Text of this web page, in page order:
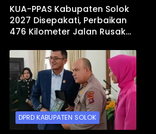
KUA-PPAS Kabupaten Solok
2027 Disepakati, Perbaikan
476 Kilometer Jalan Rusak
DPRD KABUPATEN SOLOK